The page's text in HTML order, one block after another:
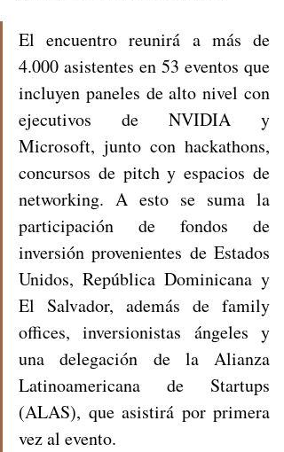
El encuentro reunirá a más de
4.000 asistentes en 53 eventos que
incluyen paneles de alto nivel con
ejecutivos de NVIDIA y
Microsoft, junto con hackathons,
concursos de pitch y espacios de
networking. A esto se suma la
participación de fondos de
inversión provenientes de Estados
Unidos, República Dominicana y
El Salvador, además de family
offices, inversionistas ángeles y
una delegación de la Alianza
Latinoamericana de Startups
(ALAS), que asistirá por primera
vez al evento.